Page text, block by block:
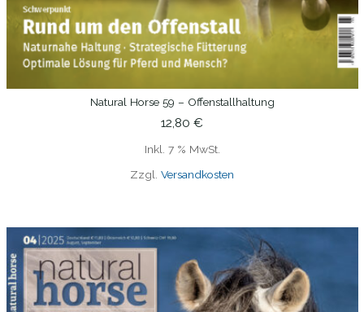
IN DEN WARENKORB
Natural Horse 59 – Offenstallhaltung
12,80 €
Inkl. 7 % MwSt.
Zzgl. Versandkosten